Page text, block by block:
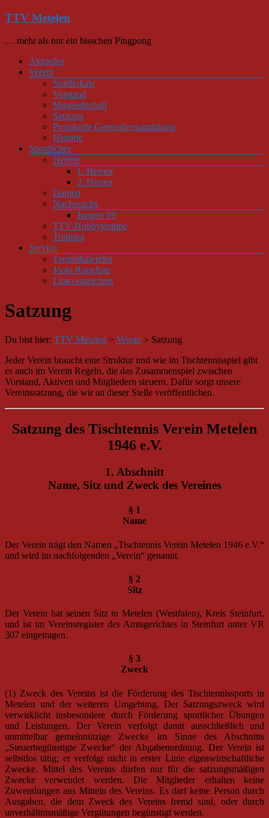
Zum
springen
TTV Metelen
… mehr als nur ein bisschen Pingpong
Menü
Aktuelles
Verein
Spiellokale
Vorstand
Mitgliedschaft
Satzung
Protokolle Generalversammlung
Historie
Sportliches
Herren
1. Herren
2. Herren
Damen
Nachwuchs
Jungen 19
TTV-Hobbygruppe
Training
Service
Terminkalender
Joola Rangliste
Linkverzeichnis
Satzung
Du bist hier: TTV Metelen > Verein > Satzung
Jeder Verein braucht eine Struktur und wie im Tischtennisspiel gibt
es auch im Verein Regeln, die das Zusammenspiel zwischen
Vorstand, Aktiven und Mitgliedern steuern. Dafür sorgt unsere
Vereinssatzung, die wir an dieser Stelle veröffentlichen.
Satzung des Tischtennis Verein Metelen
1946 e.V.
1. Abschnitt
Name, Sitz und Zweck des Vereines
§ 1
Name
Der Verein trägt den Namen „Tischtennis Verein Metelen 1946 e.V.“
und wird im nachfolgenden „Verein“ genannt.
§ 2
Sitz
Der Verein hat seinen Sitz in Metelen (Westfalen), Kreis Steinfurt,
und ist im Vereinsregister des Amtsgerichtes in Steinfurt unter VR
307 eingetragen.
§ 3
Zweck
(1) Zweck des Vereins ist die Förderung des Tischtennissports in
Metelen und der weiteren Umgebung. Der Satzungszweck wird
verwirklicht insbesondere durch Förderung sportlicher Übungen
und Leistungen. Der Verein verfolgt damit ausschließlich und
unmittelbar gemeinnützige Zwecke im Sinne des Abschnitts
„Steuerbegünstigte Zwecke“ der Abgabenordnung. Der Verein ist
selbstlos tätig; er verfolgt nicht in erster Linie eigenwirtschaftliche
Zwecke. Mittel des Vereins dürfen nur für die satzungsmäßigen
Zwecke verwendet werden. Die Mitglieder erhalten keine
Zuwendungen aus Mitteln des Vereins. Es darf keine Person durch
Ausgaben, die dem Zweck des Vereins fremd sind, oder durch
unverhältnismäßige Vergütungen begünstigt werden.